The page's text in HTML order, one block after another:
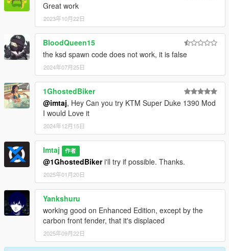
Great work
2023年10月22日
BloodQueen15
the ksd spawn code does not work, it is false
2024年07月25日
1GhostedBiker
@imtaj, Hey Can you try KTM Super Duke 1390 Mod
I would Love it
2024年12月15日
Imtaj 作者
@1GhostedBikeri'll try if possible. Thanks.
2025年01月20日
Yankshuru
working good on Enhanced Edition, except by the
carbon front fender, that it's displaced
2025年09月22日